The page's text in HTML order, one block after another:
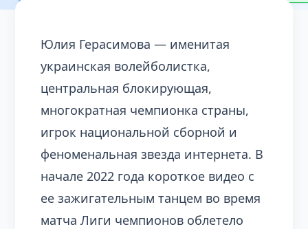
Юлия Герасимова — именитая
украинская волейболистка,
центральная блокирующая,
многократная чемпионка страны,
игрок национальной сборной и
феноменальная звезда интернета. В
начале 2022 года короткое видео с
ее зажигательным танцем во время
матча Лиги чемпионов облетело